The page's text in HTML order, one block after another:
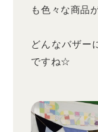
も色々な商品
どんなバザー
ですね☆